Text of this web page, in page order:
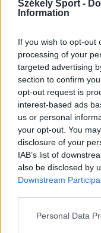
Székely Sport -
Information
If you wish to opt-out
processing of your
targeted advertising
section to confirm
opt-out request is
interest-based ads
us or personal
your opt-out. You
disclosure of your
IAB’s list of
also be disclosed by
Downstream
Personal Data
Fotó: Haáz Vince